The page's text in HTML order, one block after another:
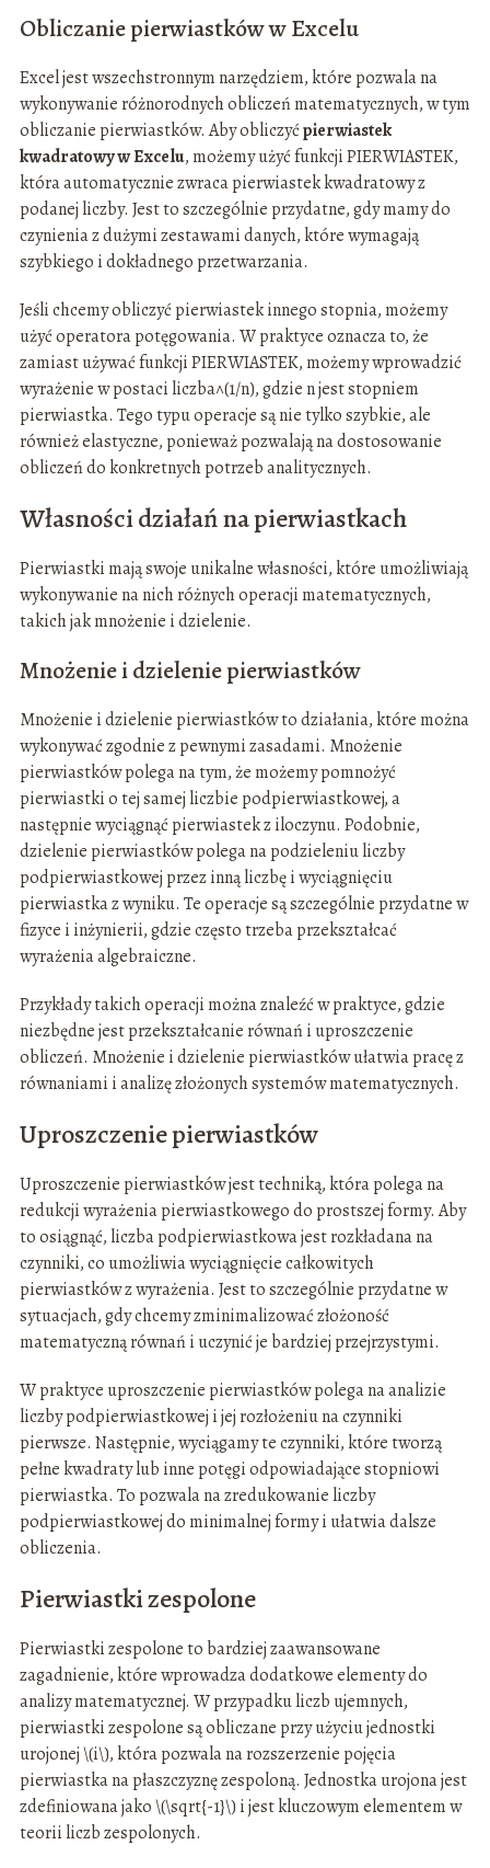
Obliczanie pierwiastków w Excelu
Excel jest wszechstronnym narzędziem, które pozwala na
wykonywanie różnorodnych obliczeń matematycznych, w tym
obliczanie pierwiastków. Aby obliczyćpierwiastek
kwadratowy w Excelu, możemy użyć funkcji PIERWIASTEK,
która automatycznie zwraca pierwiastek kwadratowy z
podanej liczby. Jest to szczególnie przydatne, gdy mamy do
czynienia z dużymi zestawami danych, które wymagają
szybkiego i dokładnego przetwarzania.
Jeśli chcemy obliczyć pierwiastek innego stopnia, możemy
użyć operatora potęgowania. W praktyce oznacza to, że
zamiast używać funkcji PIERWIASTEK, możemy wprowadzić
wyrażenie w postaci liczba^(1/n), gdzie n jest stopniem
pierwiastka. Tego typu operacje są nie tylko szybkie, ale
również elastyczne, ponieważ pozwalają na dostosowanie
obliczeń do konkretnych potrzeb analitycznych.
Własności działań na pierwiastkach
Pierwiastki mają swoje unikalne własności, które umożliwiają
wykonywanie na nich różnych operacji matematycznych,
takich jak mnożenie i dzielenie.
Mnożenie i dzielenie pierwiastków
Mnożenie i dzielenie pierwiastków to działania, które można
wykonywać zgodnie z pewnymi zasadami. Mnożenie
pierwiastków polega na tym, że możemy pomnożyć
pierwiastki o tej samej liczbie podpierwiastkowej, a
następnie wyciągnąć pierwiastek z iloczynu. Podobnie,
dzielenie pierwiastków polega na podzieleniu liczby
podpierwiastkowej przez inną liczbę i wyciągnięciu
pierwiastka z wyniku. Te operacje są szczególnie przydatne w
fizyce i inżynierii, gdzie często trzeba przekształcać
wyrażenia algebraiczne.
Przykłady takich operacji można znaleźć w praktyce, gdzie
niezbędne jest przekształcanie równań i uproszczenie
obliczeń. Mnożenie i dzielenie pierwiastków ułatwia pracę z
równaniami i analizę złożonych systemów matematycznych.
Uproszczenie pierwiastków
Uproszczenie pierwiastków jest techniką, która polega na
redukcji wyrażenia pierwiastkowego do prostszej formy. Aby
to osiągnąć, liczba podpierwiastkowa jest rozkładana na
czynniki, co umożliwia wyciągnięcie całkowitych
pierwiastków z wyrażenia. Jest to szczególnie przydatne w
sytuacjach, gdy chcemy zminimalizować złożoność
matematyczną równań i uczynić je bardziej przejrzystymi.
W praktyce uproszczenie pierwiastków polega na analizie
liczby podpierwiastkowej i jej rozłożeniu na czynniki
pierwsze. Następnie, wyciągamy te czynniki, które tworzą
pełne kwadraty lub inne potęgi odpowiadające stopniowi
pierwiastka. To pozwala na zredukowanie liczby
podpierwiastkowej do minimalnej formy i ułatwia dalsze
obliczenia.
Pierwiastki zespolone
Pierwiastki zespolone to bardziej zaawansowane
zagadnienie, które wprowadza dodatkowe elementy do
analizy matematycznej. W przypadku liczb ujemnych,
pierwiastki zespolone są obliczane przy użyciu jednostki
urojonej \(i\), która pozwala na rozszerzenie pojęcia
pierwiastka na płaszczyznę zespoloną. Jednostka urojona jest
zdefiniowana jako \(\sqrt{-1}\) i jest kluczowym elementem w
teorii liczb zespolonych.